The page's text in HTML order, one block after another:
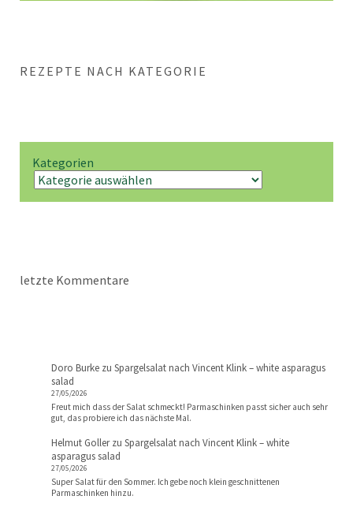
REZEPTE NACH KATEGORIE
Kategorien
letzte Kommentare
Doro Burke zu Spargelsalat nach Vincent Klink – white asparagus
salad
27/05/2026
Freut mich dass der Salat schmeckt! Parmaschinken passt sicher auch sehr
gut, das probiere ich das nächste Mal.
Helmut Gollerzu Spargelsalat nach Vincent Klink – white
asparagus salad
27/05/2026
Super Salat für den Sommer. Ich gebe noch klein geschnittenen
Parmaschinken hinzu.